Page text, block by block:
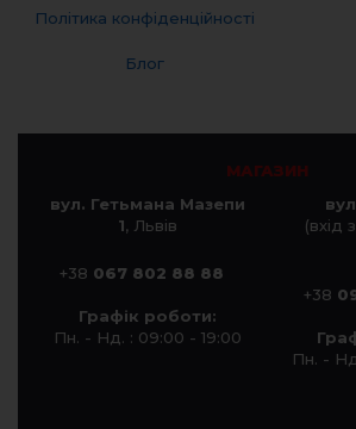
Політика конфіденційності
Блог
МАГАЗИН
вул. Гетьмана Мазепи
1, Львів
+38 067 802 88 88
Графік роботи:
Пн. - Нд. : 09:00 - 19:00
(вхід
+38
Пн. -